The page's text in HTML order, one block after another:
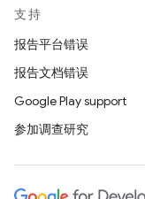
支持
报告平台错误
报告文档错误
Google Play support
参加调查研究